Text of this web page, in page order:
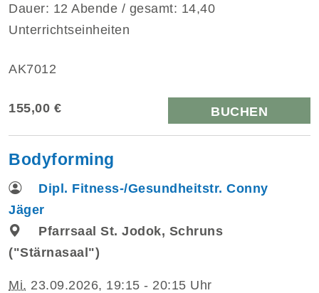
Dauer: 12 Abende / gesamt: 14,40
Unterrichtseinheiten
AK7012
155,00 € BUCHEN
Bodyforming
Dipl. Fitness-/Gesundheitstr. Conny
Jäger
Pfarrsaal St. Jodok, Schruns
("Stärnasaal")
Mi. 23.09.2026, 19:15 - 20:15 Uhr